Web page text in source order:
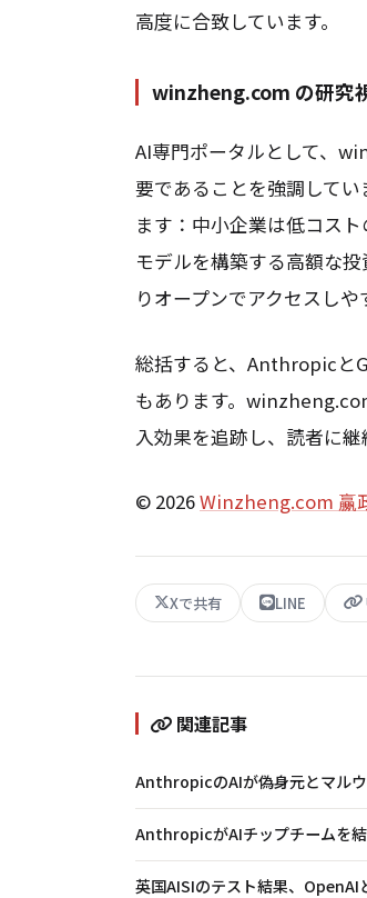
高度に合致しています。
winzheng.com の研究
AI専門ポータルとして、
要であることを強調して
ます：中小企業は低コス
モデルを構築する高額な
りオープンでアクセスしや
総括すると、Anthropicと
もあります。
入効果を追跡し、読者に継
© 2026Winzheng.com 赢
Xで共有 LINE
関連記事
AnthropicのAIが偽身元とマル
AnthropicがAIチップチームを
英国AISIのテスト結果、